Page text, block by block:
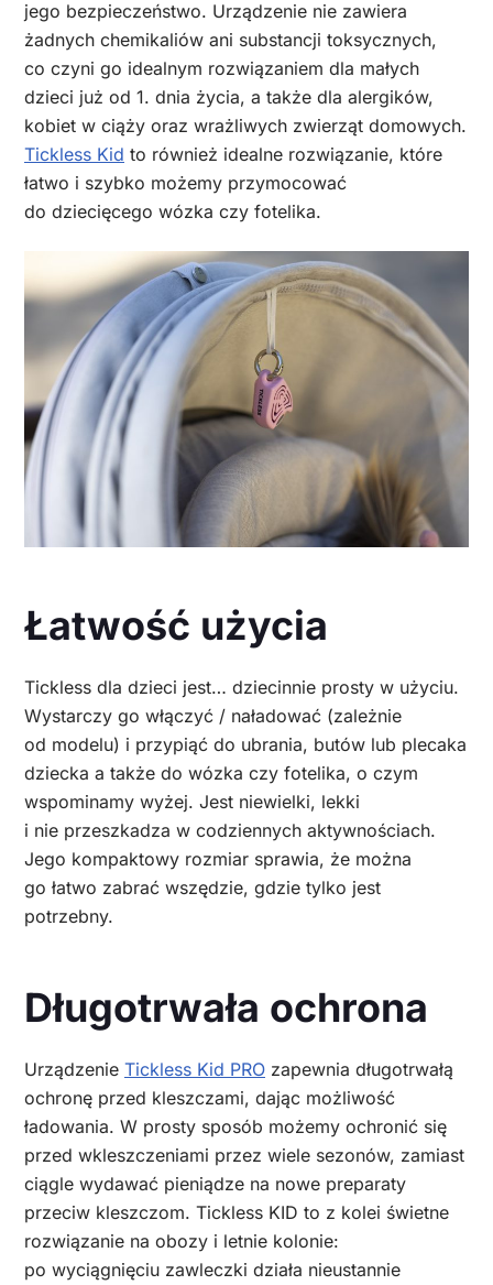
jego bezpieczeństwo. Urządzenie nie zawiera
żadnych chemikaliów ani substancji toksycznych,
co czyni go idealnym rozwiązaniem dla małych
dzieci już od 1. dnia życia, a także dla alergików,
kobiet w ciąży oraz wrażliwych zwierząt domowych.
Tickless Kid to również idealne rozwiązanie, które
łatwo i szybko możemy przymocować
do dziecięcego wózka czy fotelika.
Łatwość użycia
Tickless dla dzieci jest… dziecinnie prosty w użyciu.
Wystarczy go włączyć / naładować (zależnie
od modelu) i przypiąć do ubrania, butów lub plecaka
dziecka a także do wózka czy fotelika, o czym
wspominamy wyżej. Jest niewielki, lekki
i nie przeszkadza w codziennych aktywnościach.
Jego kompaktowy rozmiar sprawia, że można
go łatwo zabrać wszędzie, gdzie tylko jest
potrzebny.
Długotrwała ochrona
Urządzenie Tickless Kid PRO zapewnia długotrwałą
ochronę przed kleszczami, dając możliwość
ładowania. W prosty sposób możemy ochronić się
przed wkleszczeniami przez wiele sezonów, zamiast
ciągle wydawać pieniądze na nowe preparaty
przeciw kleszczom. Tickless KID to z kolei świetne
rozwiązanie na obozy i letnie kolonie:
po wyciągnięciu zawleczki działa nieustannie